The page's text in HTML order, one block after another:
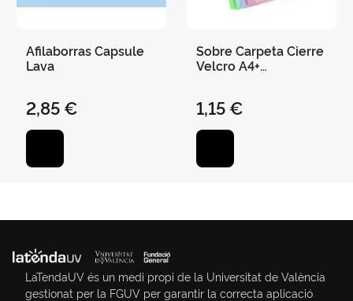
Afilaborras Capsule
Lava
2,85 €
Sobre Carpeta Cierre
Velcro A4+
1,15 €
LaTendaUV és un medi propi de la Universitat de València
gestionat per la FGUV per garantir la correcta aplicació